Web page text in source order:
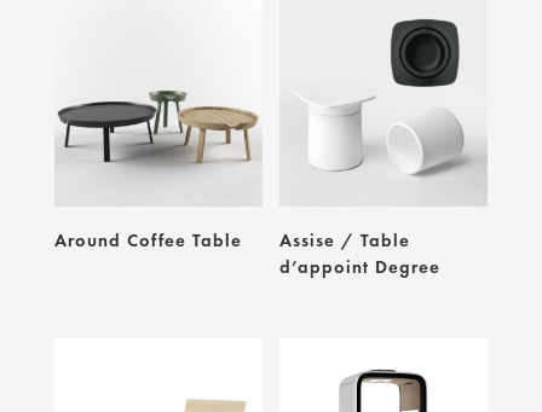
Around Coffee Table
Assise / Table
d’appoint Degree